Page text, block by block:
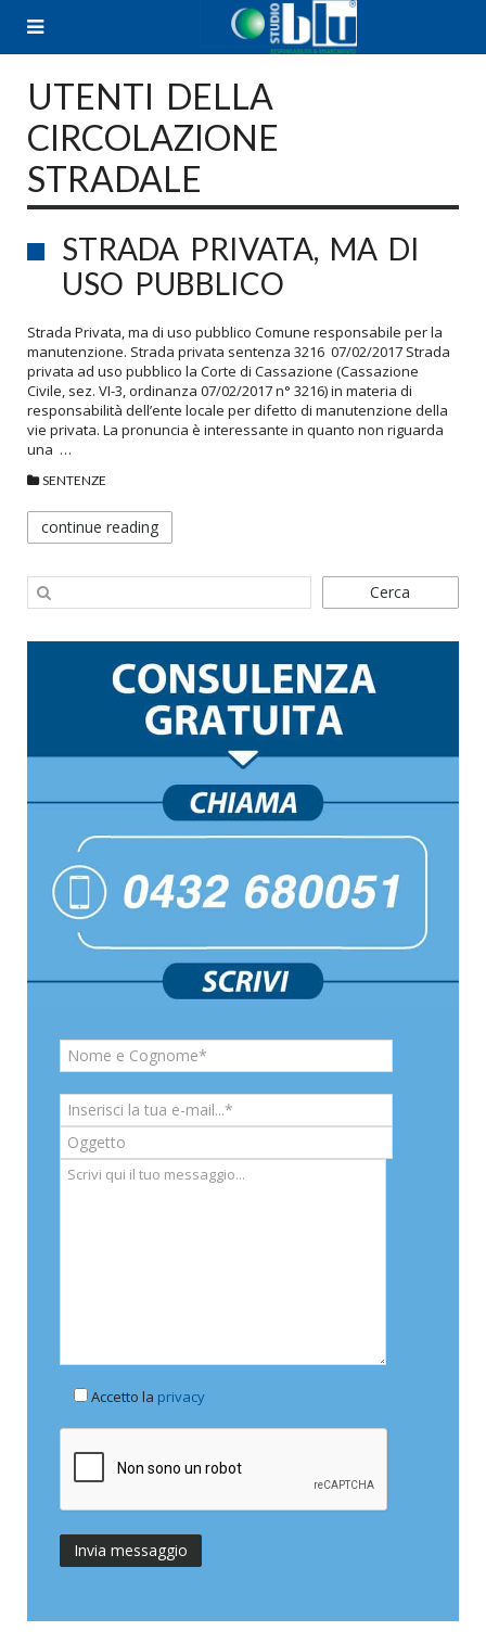
UTENTI DELLA
CIRCOLAZIONE
STRADALE
STRADA PRIVATA, MA DI
USO PUBBLICO
Strada Privata, ma di uso pubblico Comune responsabile per la
manutenzione. Strada privata sentenza 3216 07/02/2017 Strada
privata ad uso pubblico la Corte di Cassazione (Cassazione
Civile, sez. VI-3, ordinanza 07/02/2017 n° 3216) in materia di
responsabilità dell’ente locale per difetto di manutenzione della
vie privata. La pronuncia è interessante in quanto non riguarda
una …
SENTENZE
continue reading
Cerca
Accetto la privacy